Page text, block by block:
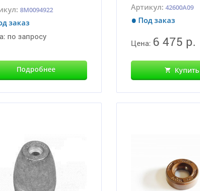
8M0094922
заказ
по запросу
Подробнее
Артикул: 42600A09
Под заказ
Цена: 6 475 р.
Купить